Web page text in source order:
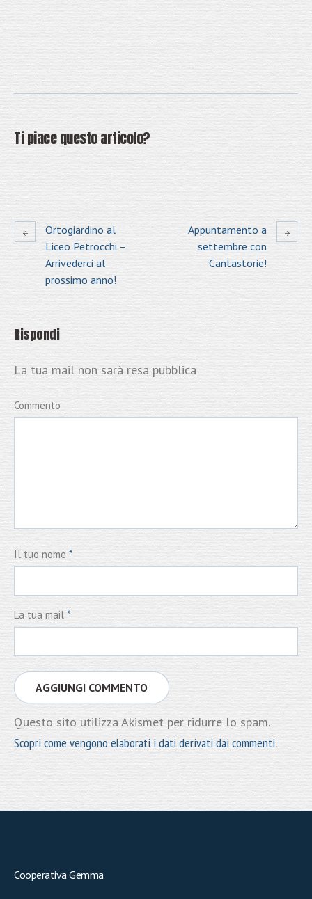
Ti piace questo articolo?
Ortogiardino al
Liceo Petrocchi –
Arrivederci al
prossimo anno!
Appuntamento a
settembre con
Cantastorie!
Rispondi
La tua mail non sarà resa pubblica
Commento
Il tuo nome *
La tua mail *
Questo sito utilizza Akismet per ridurre lo spam.
Scopri come vengono elaborati i dati derivati dai commenti.
Cooperativa Gemma